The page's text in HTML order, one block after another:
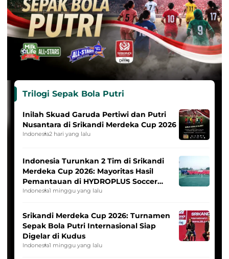
Trilogi Sepak Bola Putri
Inilah Skuad Garuda Pertiwi dan Putri
Nusantara di Srikandi Merdeka Cup 2026
Indonesia2 hari yang lalu
Indonesia Turunkan 2 Tim di Srikandi
Merdeka Cup 2026: Mayoritas Hasil
Pemantauan di HYDROPLUS Soccer
League
Indonesia1 minggu yang lalu
Srikandi Merdeka Cup 2026: Turnamen
Sepak Bola Putri Internasional Siap
Digelar di Kudus
Indonesia1 minggu yang lalu